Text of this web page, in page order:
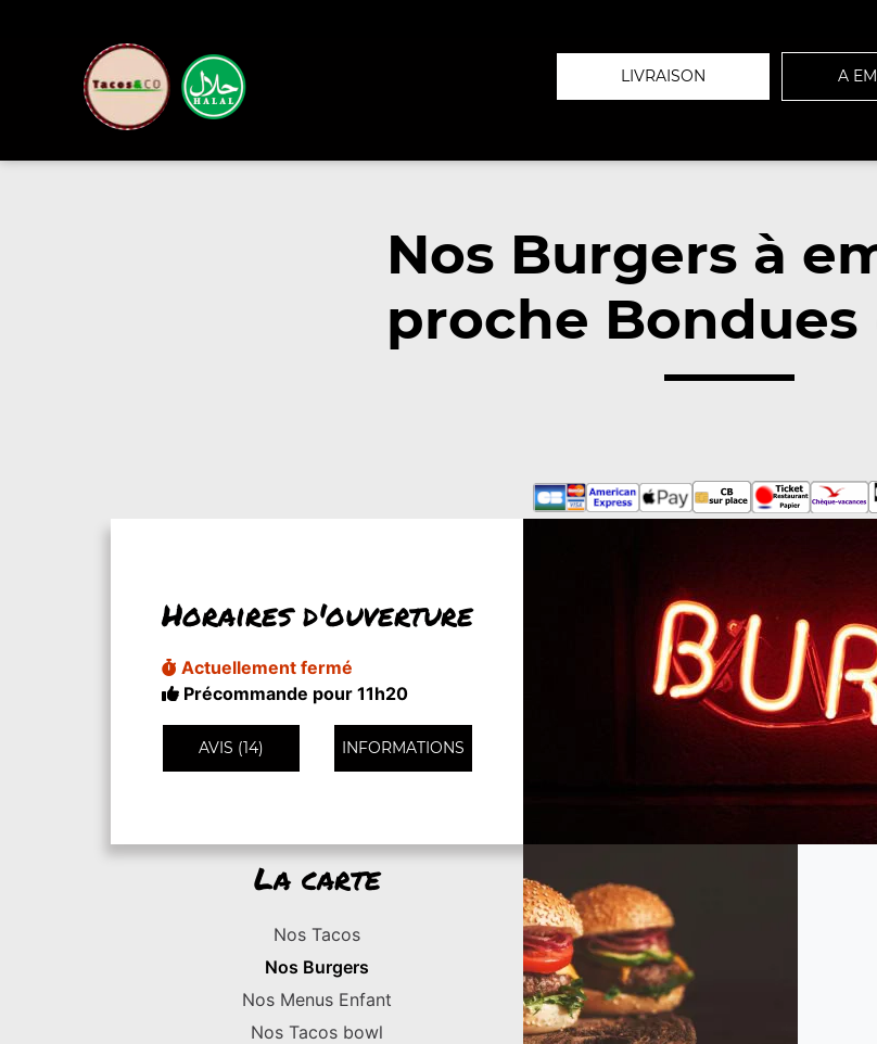
LIVRAISON A
Nos Burgers à
proche Bondues
Horaires d'ouverture
Actuellement fermé
Précommande pour 11h20
AVIS (14) INFORMATIONS
La carte
Nos Tacos
Nos Burgers
Nos Menus Enfant
Nos Tacos bowl